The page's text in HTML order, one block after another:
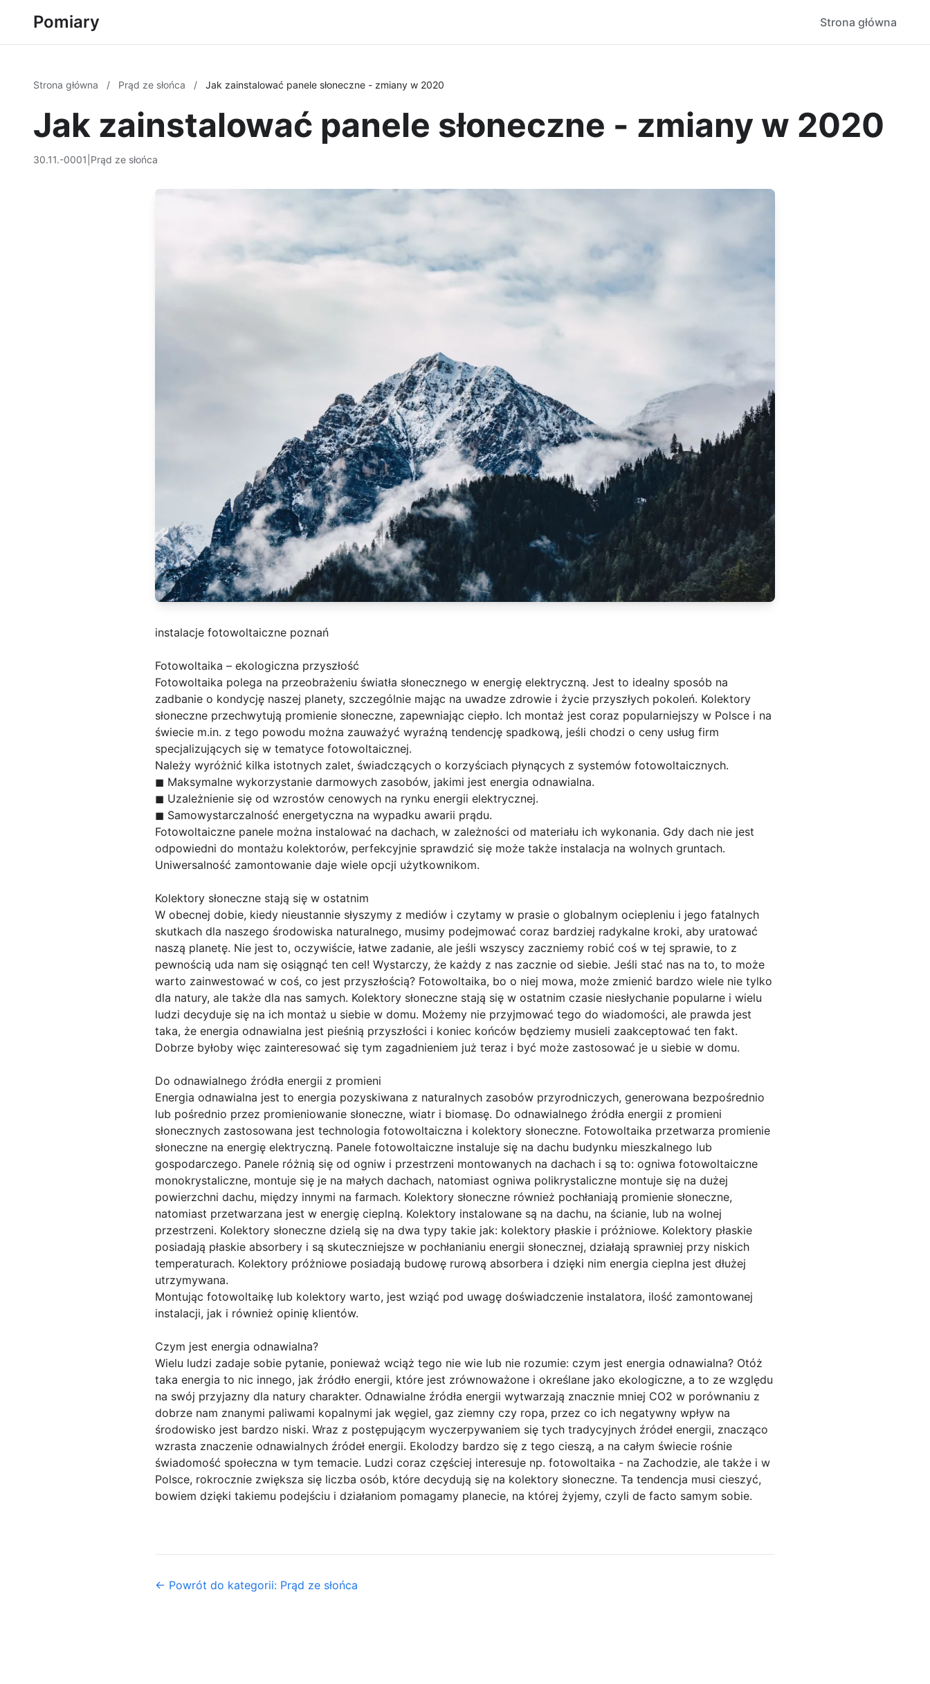
Pomiary Strona główna
Strona główna / Prąd ze słońca / Jak zainstalować panele słoneczne - zmiany w 2020
Jak zainstalować panele słoneczne - zmiany w 2020
30.11.-0001 Prąd ze słońca
instalacje fotowoltaiczne poznań
Fotowoltaika – ekologiczna przyszłość
Fotowoltaika polega na przeobrażeniu światła słonecznego w energię elektryczną. Jest to idealny sposób na
zadbanie o kondycję naszej planety, szczególnie mając na uwadze zdrowie i życie przyszłych pokoleń. Kolektory
słoneczne przechwytują promienie słoneczne, zapewniając ciepło. Ich montaż jest coraz popularniejszy w Polsce i na
świecie m.in. z tego powodu można zauważyć wyraźną tendencję spadkową, jeśli chodzi o ceny usług firm
specjalizujących się w tematyce fotowoltaicznej.
Należy wyróżnić kilka istotnych zalet, świadczących o korzyściach płynących z systemów fotowoltaicznych.
◼ Maksymalne wykorzystanie darmowych zasobów, jakimi jest energia odnawialna.
◼ Uzależnienie się od wzrostów cenowych na rynku energii elektrycznej.
◼ Samowystarczalność energetyczna na wypadku awarii prądu.
Fotowoltaiczne panele można instalować na dachach, w zależności od materiału ich wykonania. Gdy dach nie jest
odpowiedni do montażu kolektorów, perfekcyjnie sprawdzić się może także instalacja na wolnych gruntach.
Uniwersalność zamontowanie daje wiele opcji użytkownikom.
Kolektory słoneczne stają się w ostatnim
W obecnej dobie, kiedy nieustannie słyszymy z mediów i czytamy w prasie o globalnym ociepleniu i jego fatalnych
skutkach dla naszego środowiska naturalnego, musimy podejmować coraz bardziej radykalne kroki, aby uratować
naszą planetę. Nie jest to, oczywiście, łatwe zadanie, ale jeśli wszyscy zaczniemy robić coś w tej sprawie, to z
pewnością uda nam się osiągnąć ten cel! Wystarczy, że każdy z nas zacznie od siebie. Jeśli stać nas na to, to może
warto zainwestować w coś, co jest przyszłością? Fotowoltaika, bo o niej mowa, może zmienić bardzo wiele nie tylko
dla natury, ale także dla nas samych. Kolektory słoneczne stają się w ostatnim czasie niesłychanie popularne i wielu
ludzi decyduje się na ich montaż u siebie w domu. Możemy nie przyjmować tego do wiadomości, ale prawda jest
taka, że energia odnawialna jest pieśnią przyszłości i koniec końców będziemy musieli zaakceptować ten fakt.
Dobrze byłoby więc zainteresować się tym zagadnieniem już teraz i być może zastosować je u siebie w domu.
Do odnawialnego źródła energii z promieni
Energia odnawialna jest to energia pozyskiwana z naturalnych zasobów przyrodniczych, generowana bezpośrednio
lub pośrednio przez promieniowanie słoneczne, wiatr i biomasę. Do odnawialnego źródła energii z promieni
słonecznych zastosowana jest technologia fotowoltaiczna i kolektory słoneczne. Fotowoltaika przetwarza promienie
słoneczne na energię elektryczną. Panele fotowoltaiczne instaluje się na dachu budynku mieszkalnego lub
gospodarczego. Panele różnią się od ogniw i przestrzeni montowanych na dachach i są to: ogniwa fotowoltaiczne
monokrystaliczne, montuje się je na małych dachach, natomiast ogniwa polikrystaliczne montuje się na dużej
powierzchni dachu, między innymi na farmach. Kolektory słoneczne również pochłaniają promienie słoneczne,
natomiast przetwarzana jest w energię cieplną. Kolektory instalowane są na dachu, na ścianie, lub na wolnej
przestrzeni. Kolektory słoneczne dzielą się na dwa typy takie jak: kolektory płaskie i próżniowe. Kolektory płaskie
posiadają płaskie absorbery i są skuteczniejsze w pochłanianiu energii słonecznej, działają sprawniej przy niskich
temperaturach. Kolektory próżniowe posiadają budowę rurową absorbera i dzięki nim energia cieplna jest dłużej
utrzymywana.
Montując fotowoltaikę lub kolektory warto, jest wziąć pod uwagę doświadczenie instalatora, ilość zamontowanej
instalacji, jak i również opinię klientów.
Czym jest energia odnawialna?
Wielu ludzi zadaje sobie pytanie, ponieważ wciąż tego nie wie lub nie rozumie: czym jest energia odnawialna? Otóż
taka energia to nic innego, jak źródło energii, które jest zrównoważone i określane jako ekologiczne, a to ze względu
na swój przyjazny dla natury charakter. Odnawialne źródła energii wytwarzają znacznie mniej CO2 w porównaniu z
dobrze nam znanymi paliwami kopalnymi jak węgiel, gaz ziemny czy ropa, przez co ich negatywny wpływ na
środowisko jest bardzo niski. Wraz z postępującym wyczerpywaniem się tych tradycyjnych źródeł energii, znacząco
wzrasta znaczenie odnawialnych źródeł energii. Ekolodzy bardzo się z tego cieszą, a na całym świecie rośnie
świadomość społeczna w tym temacie. Ludzi coraz częściej interesuje np. fotowoltaika - na Zachodzie, ale także i w
Polsce, rokrocznie zwiększa się liczba osób, które decydują się na kolektory słoneczne. Ta tendencja musi cieszyć,
bowiem dzięki takiemu podejściu i działaniom pomagamy planecie, na której żyjemy, czyli de facto samym sobie.
← Powrót do kategorii: Prąd ze słońca